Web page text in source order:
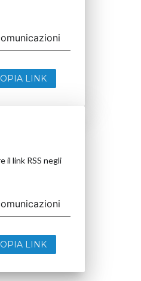
LINK
il link RSS negli
LINK